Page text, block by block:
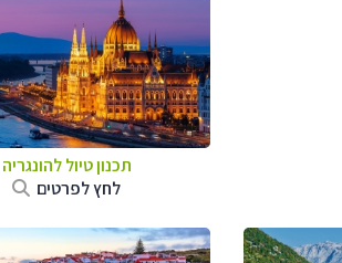
תכנון טיול להונגריה
לחץ לפרטים